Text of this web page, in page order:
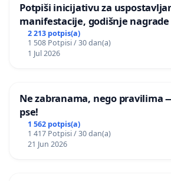
Potpiši inicijativu za
manifestacije, godišnje
javnog događaja „Edin Avdić“ u
2 213 potpis(a)
1 508 Potpisi / 30 dan(a)
1 Jul 2026
Ne zabranama, nego pravilima
pse!
1 562 potpis(a)
1 417 Potpisi / 30 dan(a)
21 Jun 2026